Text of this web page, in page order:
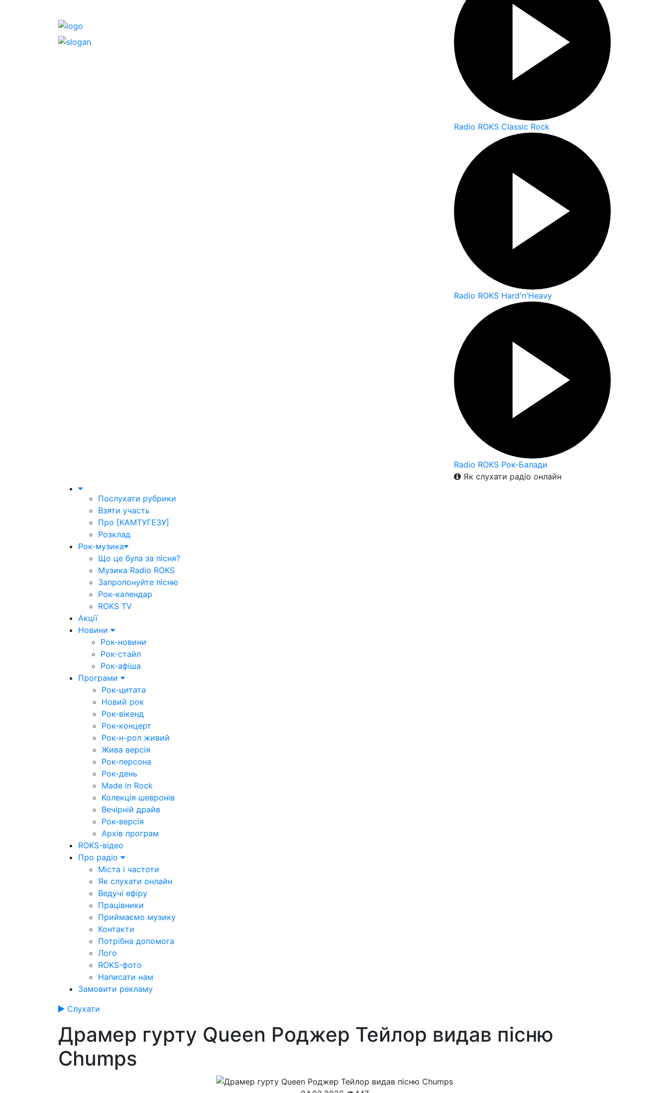
Radio ROKS Classic Rock
Radio ROKS Hard'n'Heavy
Radio ROKS Рок-Балади
Як слухати радіо онлайн
Послухати рубрики
Взяти участь
Про [КАМТУГЕЗУ]
Розклад
Рок-музика
Що це була за пісня?
Музика Radio ROKS
Запропонуйте пісню
Рок-календар
ROKS TV
Акції
Новини
Рок-новини
Рок-стайл
Рок-афіша
Програми
Рок-цитата
Новий рок
Рок-вікенд
Рок-концерт
Рок-н-рол живий
Жива версія
Рок-персона
Рок-день
Made in Rock
Колекція шевронів
Вечірній драйв
Рок-версія
Архів програм
ROKS-відео
Про радіо
Міста і частоти
Як слухати онлайн
Ведучі ефіру
Працівники
Приймаємо музику
Контакти
Потрібна допомога
Лого
ROKS-фото
Написати нам
Замовити рекламу
Слухати
Драмер гурту Queen Роджер Тейлор видав пісню
Chumps